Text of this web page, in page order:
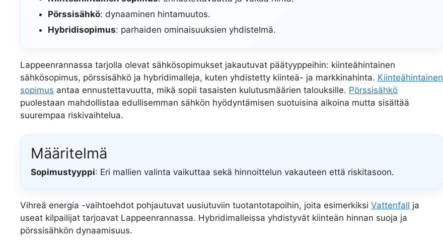
Pörssisähkö: dynaaminen hintamuutos.
Hybridisopimus: parhaiden ominaisuuksien yhdistelmä.
Lappeenrannassa tarjolla olevat sähkösopimukset jakautuvat päätyyppeihin: kiinteähintainen
sähkösopimus, pörssisähkö ja hybridimalleja, kuten yhdistetty kiinteä- ja markkinahinta. Kiinteähintainen
sopimus antaa ennustettavuutta, mikä sopii tasaisten kulutusmäärien talouksille. Pörssisähkö
puolestaan mahdollistaa edullisemman sähkön hyödyntämisen suotuisina aikoina mutta sisältää
suurempaa riskivaihtelua.
Määritelmä
Sopimustyyppi: Eri mallien valinta vaikuttaa sekä hinnoittelun vakauteen että riskitasoon.
Vihreä energia -vaihtoehdot pohjautuvat uusiutuviin tuotantotapoihin, joita esimerkiksi Vattenfall ja
useat kilpailijat tarjoavat Lappeenrannassa. Hybridimalleissa yhdistyvät kiinteän hinnan suoja ja
pörssisähkön dynaamisuus.